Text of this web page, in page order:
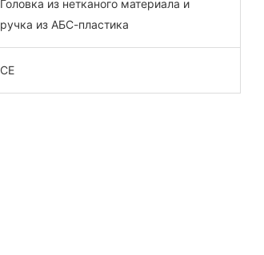
Головка из нетканого материала и
ручка из АБС-пластика
CE